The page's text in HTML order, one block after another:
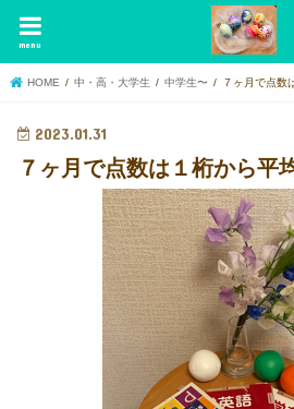
menu
HOME 中・高・大学生 中学生〜 ７ヶ月で点数
2023.01.31
７ヶ月で点数は１桁から平